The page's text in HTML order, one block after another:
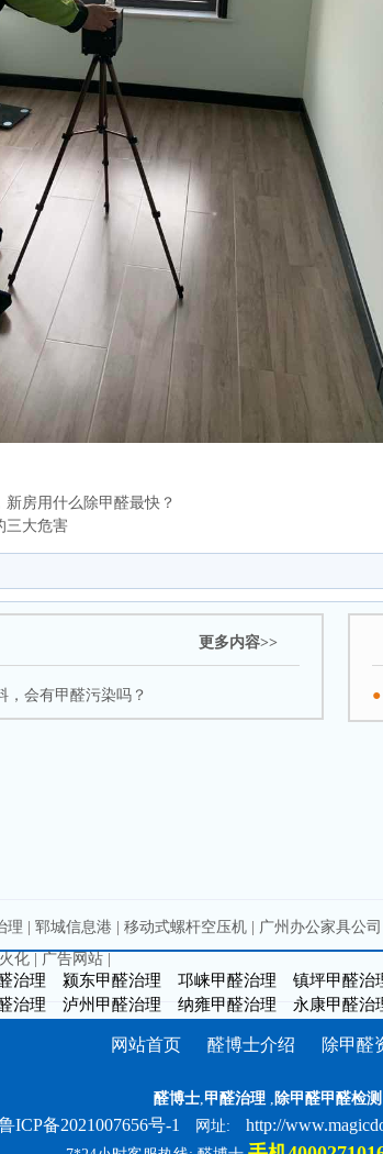
房用什么除甲醛最快？
三大危害
更多内容>>
，会有甲醛污染吗？ ●
理 郓城信息港 移动式螺杆空压机 广州办公家具公司
化 广告网站
治理 颍东甲醛治理 邛崃甲醛治理 镇坪甲醛治
治理 泸州甲醛治理 纳雍甲醛治理 永康甲醛治
网站首页 醛博士介绍 除甲醛
醛博士,甲醛治理 , 除甲醛甲醛检测
ICP备2021007656号-1 网址: http://